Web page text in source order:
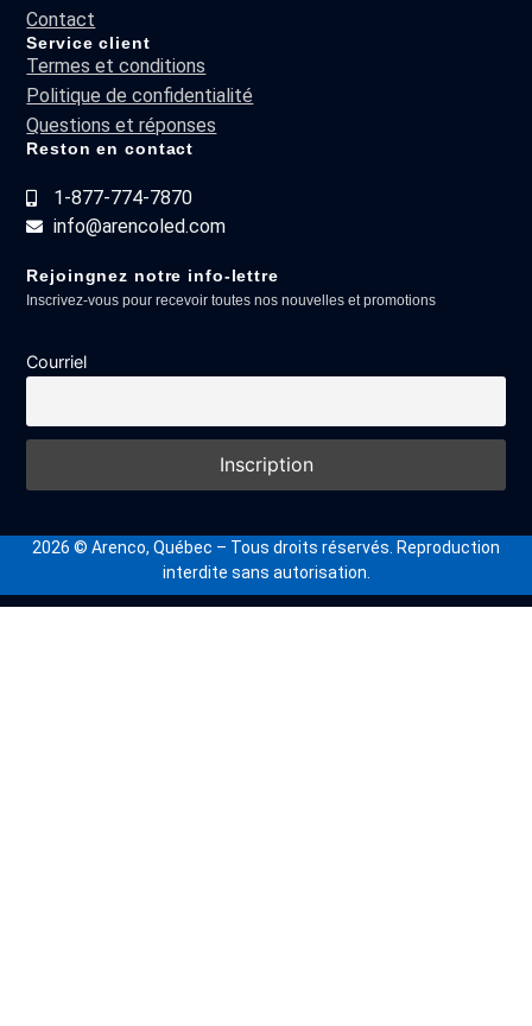
Contact
Service client
Termes et conditions
Politique de confidentialité
Questions et réponses
Reston en contact
1-877-774-7870
info@arencoled.com
Rejoingnez notre info-lettre
Inscrivez-vous pour recevoir toutes nos nouvelles et promotions
Courriel
2026 © Arenco, Québec – Tous droits réservés. Reproduction
interdite sans autorisation.